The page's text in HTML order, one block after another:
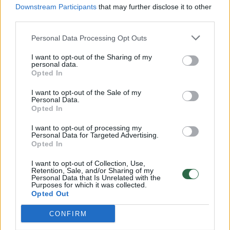
Downstream Participants that may further disclose it to other
Personal Data Processing Opt Outs
I want to opt-out of the Sharing of my
personal data.
Opted In
I want to opt-out of the Sale of my
Personal Data.
Opted In
I want to opt-out of processing my
Personal Data for Targeted Advertising.
Opted In
I want to opt-out of Collection, Use,
Retention, Sale, and/or Sharing of my
Personal Data that Is Unrelated with the
Purposes for which it was collected.
Opted Out
CONFIRM
00:00:57
32 laipsnių šilumos
Žinios | Orai
Nufilmavo, kaip patvino Vilniaus Vakarinis aplinkkelis:
vaizdas pribloškia
dvi moteris
Žinios | Lietuvos diena
Visi įrašai